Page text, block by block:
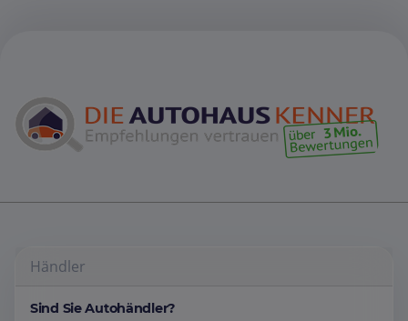
Händler
Sind Sie Autohändler?